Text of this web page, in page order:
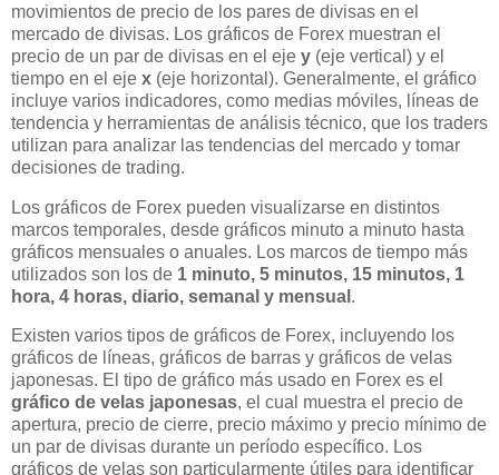
movimientos de precio de los pares de divisas en el
mercado de divisas. Los gráficos de Forex muestran el
precio de un par de divisas en el eje y (eje vertical) y el
tiempo en el eje x (eje horizontal). Generalmente, el gráfico
incluye varios indicadores, como medias móviles, líneas de
tendencia y herramientas de análisis técnico, que los traders
utilizan para analizar las tendencias del mercado y tomar
decisiones de trading.
Los gráficos de Forex pueden visualizarse en distintos
marcos temporales, desde gráficos minuto a minuto hasta
gráficos mensuales o anuales. Los marcos de tiempo más
utilizados son los de 1 minuto, 5 minutos, 15 minutos, 1
hora, 4 horas, diario, semanal y mensual .
Existen varios tipos de gráficos de Forex, incluyendo los
gráficos de líneas, gráficos de barras y gráficos de velas
japonesas. El tipo de gráfico más usado en Forex es el
gráfico de velas japonesas, el cual muestra el precio de
apertura, precio de cierre, precio máximo y precio mínimo de
un par de divisas durante un período específico. Los
gráficos de velas son particularmente útiles para identificar